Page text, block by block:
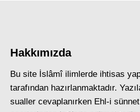
Hakkımızda
Bu site İslâmî ilimlerde ihtisas
tarafından hazırlanmaktadır.
sualler cevaplanırken Ehl-i